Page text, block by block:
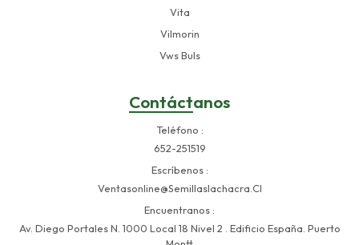
Vita
Vilmorin
Vws Buls
Contáctanos
Teléfono
652-251519
Escríbenos
Ventasonline@semillaslachacra.cl
Encuentranos
Av. Diego Portales N. 1000 Local 18 Nivel 2 . Edificio España. Puerto